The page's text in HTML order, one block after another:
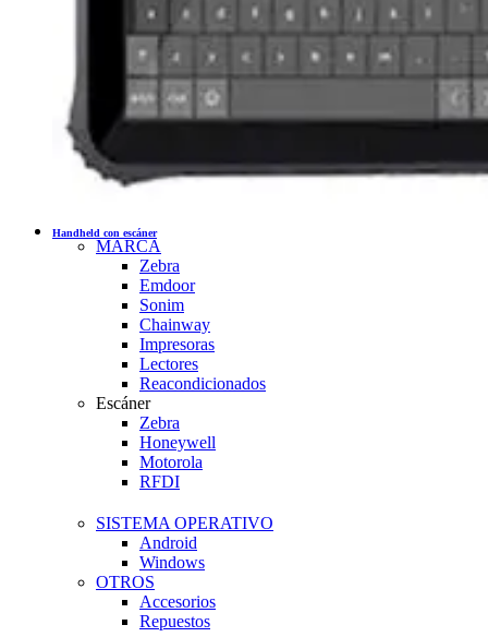
Handheld con escáner
MARCA
Zebra
Emdoor
Sonim
Chainway
Impresoras
Lectores
Reacondicionados
Escáner
Zebra
Honeywell
Motorola
RFDI
SISTEMA OPERATIVO
Android
Windows
OTROS
Accesorios
Repuestos